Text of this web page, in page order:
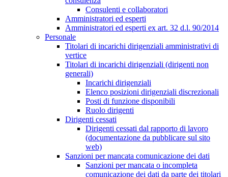
Consulenti e collaboratori
Amministratori ed esperti
Amministratori ed esperti ex art. 32 d.l. 90/2014
Personale
Titolari di incarichi dirigenziali amministrativi di
vertice
Titolari di incarichi dirigenziali (dirigenti non
generali)
Incarichi dirigenziali
Elenco posizioni dirigenziali discrezionali
Posti di funzione disponibili
Ruolo dirigenti
Dirigenti cessati
Dirigenti cessati dal rapporto di lavoro
(documentazione da pubblicare sul sito
web)
Sanzioni per mancata comunicazione dei dati
Sanzioni per mancata o incompleta
comunicazione dei dati da parte dei titolari